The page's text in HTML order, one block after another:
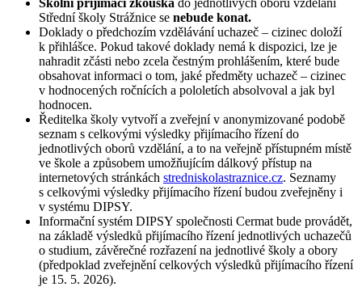
Střední školy Strážnice se nebude konat.
Doklady o předchozím vzdělávání uchazeč – cizinec doloží
k přihlášce. Pokud takové doklady nemá k dispozici, lze je
nahradit zčásti nebo zcela čestným prohlášením, které bude
obsahovat informaci o tom, jaké předměty uchazeč – cizinec
v hodnocených ročnících a pololetích absolvoval a jak byl
hodnocen.
Ředitelka školy vytvoří a zveřejní v anonymizované podobě
seznam s celkovými výsledky přijímacího řízení do
jednotlivých oborů vzdělání, a to na veřejně přístupném místě
ve škole a způsobem umožňujícím dálkový přístup na
internetových stránkách stredniskolastraznice.cz. Seznamy
s celkovými výsledky přijímacího řízení budou zveřejněny i
v systému DIPSY.
Informační systém DIPSY společnosti Cermat bude provádět,
na základě výsledků přijímacího řízení jednotlivých uchazečů
o studium, závěrečné rozřazení na jednotlivé školy a obory
(předpoklad zveřejnění celkových výsledků přijímacího řízení
je 15. 5. 2026).